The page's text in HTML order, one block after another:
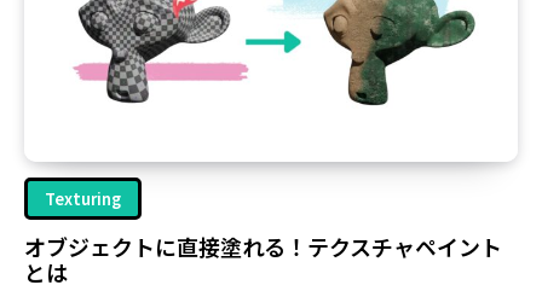
Texturing
オブジェクトに直接塗れる！テクスチャペイント
とは